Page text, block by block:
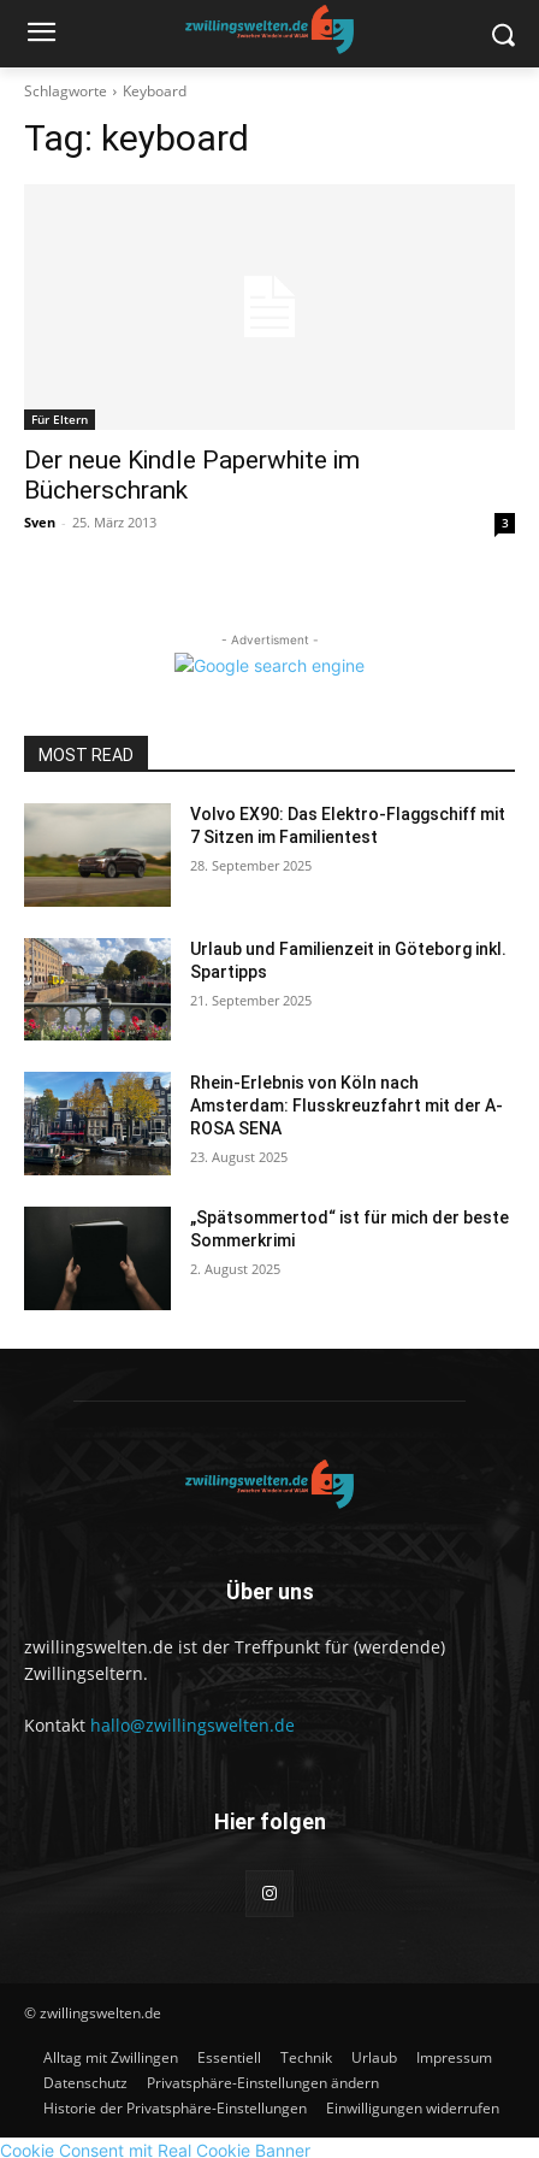
Schlagworte Keyboard
Tag: keyboard
Für Eltern
Der neue Kindle Paperwhite im
Bücherschrank
Sven - 25. März 2013 3
- Advertisment -
MOST READ
Volvo EX90: Das Elektro-Flaggschiff mit
7 Sitzen im Familientest
28. September 2025
Urlaub und Familienzeit in Göteborg inkl.
Spartipps
21. September 2025
Rhein-Erlebnis von Köln nach
Amsterdam: Flusskreuzfahrt mit der A-
ROSA SENA
23. August 2025
„Spätsommertod“ ist für mich der beste
Sommerkrimi
2. August 2025
Über uns
zwillingswelten.de ist der Treffpunkt für (werdende)
Zwillingseltern.
Kontakt hallo@zwillingswelten.de
Hier folgen
© zwillingswelten.de
Alltag mit Zwillingen Essentiell Technik Urlaub
Impressum
Datenschutz
Privatsphäre-Einstellungen ändern
Historie der Privatsphäre-Einstellungen
Einwilligungen widerrufen
Cookie Consent mit Real Cookie Banner